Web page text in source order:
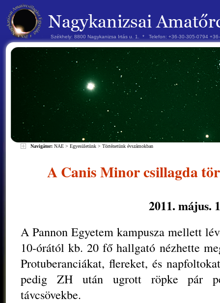
Székhely: 8800 Nagykanizsa Irtás u. 1. * Telefon: +36-30-305-0794
Navigátor: NAE > Egyesületünk > Történetünk évszámokban
A Canis Minor csillagda
2011. május.
A Pannon Egyetem kampusza mellett
10-órától kb. 20 fő hallgató nézhette
Protuberanciákat, flereket, és
pedig ZH után ugrott röpke pár
távcsövekbe.